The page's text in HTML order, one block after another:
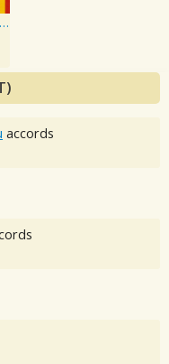
L'Amour Toujour
accords